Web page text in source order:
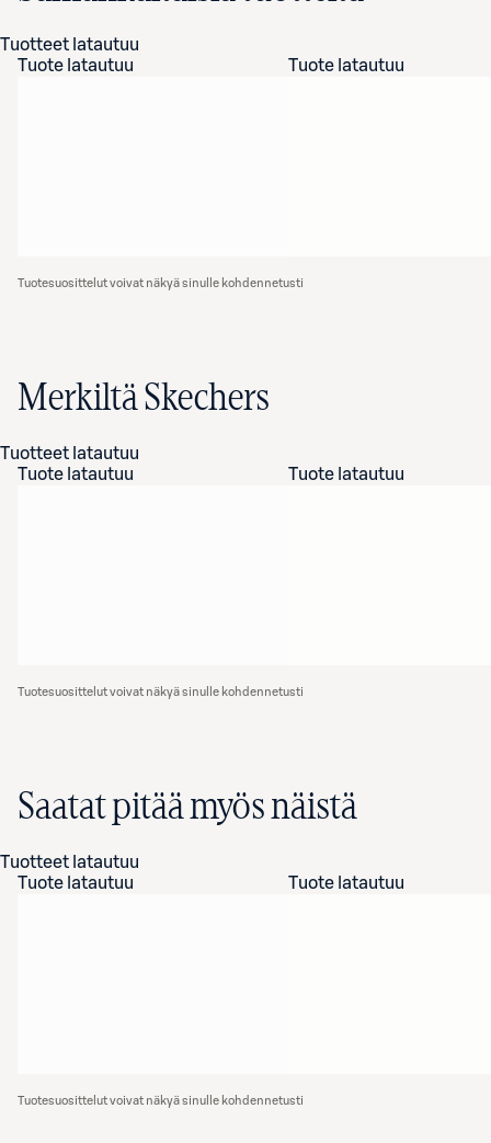
Tuotteet latautuu
Tuote latautuu
Tuote latautuu
Tuotesuosittelut voivat näkyä sinulle kohdennetusti
Merkiltä Skechers
Tuotteet latautuu
Tuote latautuu
Tuote latautuu
Tuotesuosittelut voivat näkyä sinulle kohdennetusti
Saatat pitää myös näistä
Tuotteet latautuu
Tuote latautuu
Tuote latautuu
Tuotesuosittelut voivat näkyä sinulle kohdennetusti